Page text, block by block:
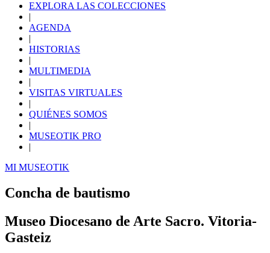
EXPLORA LAS COLECCIONES
|
AGENDA
|
HISTORIAS
|
MULTIMEDIA
|
VISITAS VIRTUALES
|
QUIÉNES SOMOS
|
MUSEOTIK PRO
|
MI MUSEOTIK
Concha de bautismo
Museo Diocesano de Arte Sacro. Vitoria-
Gasteiz